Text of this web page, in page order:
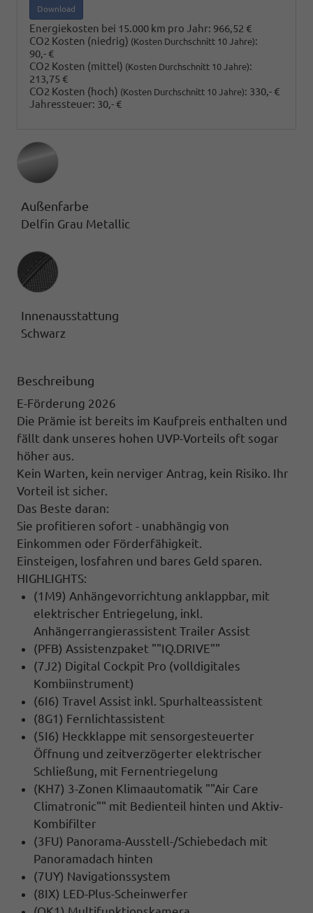
Download
Energiekosten bei 15.000 km pro Jahr: 966,52 €
CO2 Kosten (niedrig) (Kosten Durchschnitt 10 Jahre):
90,- €
CO2 Kosten (mittel) (Kosten Durchschnitt 10 Jahre):
213,75 €
CO2 Kosten (hoch) (Kosten Durchschnitt 10 Jahre): 330,- €
Jahressteuer: 30,- €
Außenfarbe
Delfin Grau Metallic
Innenausstattung
Innenausstattung
Schwarz
Beschreibung
E-Förderung 2026
Die Prämie ist bereits im Kaufpreis enthalten und
fällt dank unseres hohen UVP-Vorteils oft sogar
höher aus.
Kein Warten, kein nerviger Antrag, kein Risiko. Ihr
Vorteil ist sicher.
Das Beste daran:
Sie profitieren sofort - unabhängig von
Einkommen oder Förderfähigkeit.
Einsteigen, losfahren und bares Geld sparen.
HIGHLIGHTS:
(1M9) Anhängevorrichtung anklappbar, mit
elektrischer Entriegelung, inkl.
Anhängerrangierassistent Trailer Assist
(PFB) Assistenzpaket ""IQ.DRIVE""
(7J2) Digital Cockpit Pro (volldigitales
Kombiinstrument)
(6I6) Travel Assist inkl. Spurhalteassistent
(8G1) Fernlichtassistent
(5I6) Heckklappe mit sensorgesteuerter
Öffnung und zeitverzögerter elektrischer
Schließung, mit Fernentriegelung
(KH7) 3-Zonen Klimaautomatik ""Air Care
Climatronic"" mit Bedienteil hinten und Aktiv-
Kombifilter
(3FU) Panorama-Ausstell-/Schiebedach mit
Panoramadach hinten
(7UY) Navigationssystem
(8IX) LED-Plus-Scheinwerfer